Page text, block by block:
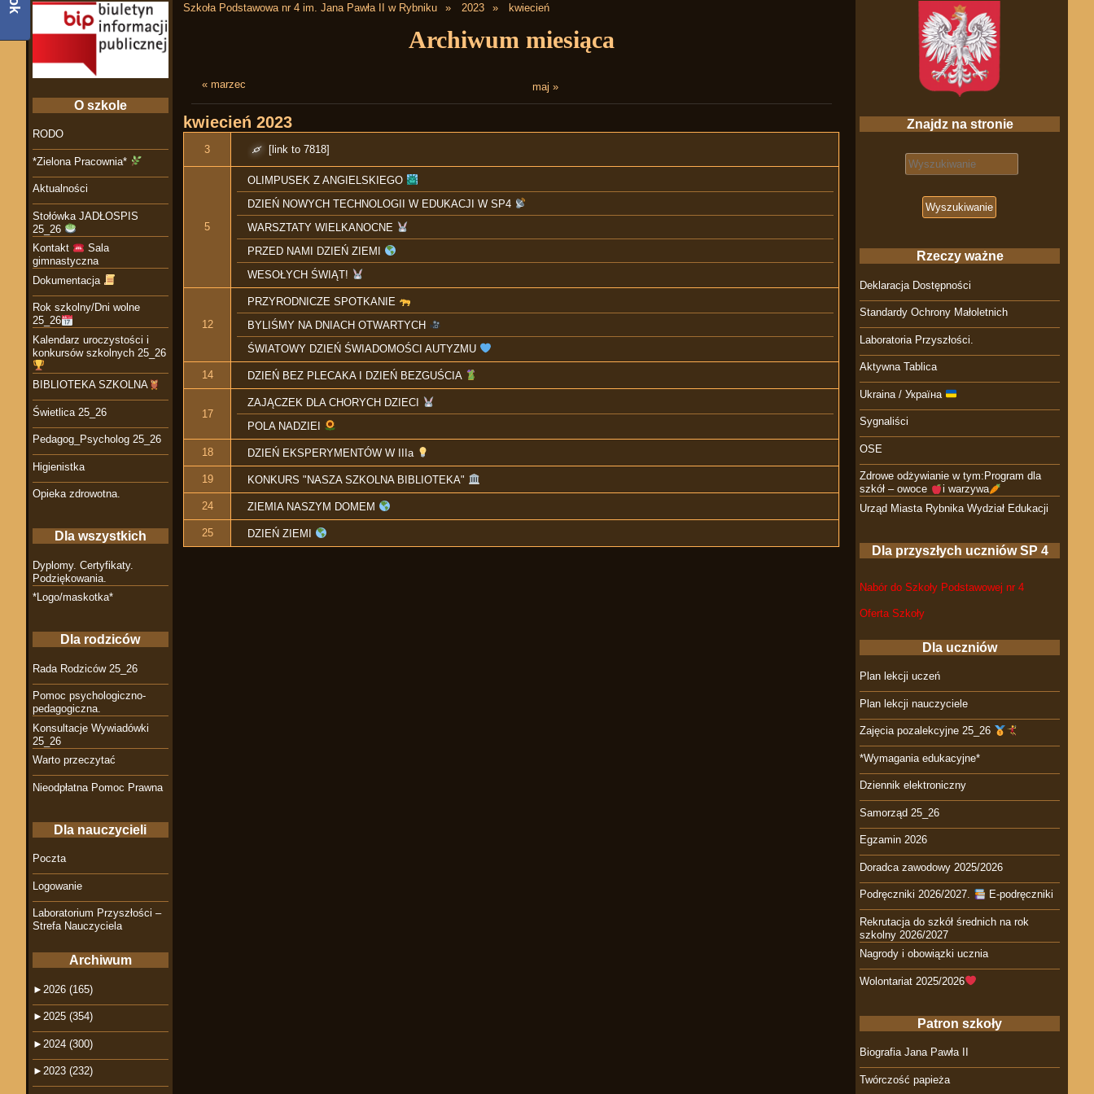
Szkoła Podstawowa nr 4 im. Jana Pawła II w Rybniku 2023 kwiecień
Archiwum miesiąca
« marzec maj »
kwiecień 2023
3 [link to 7818]
5
OLIMPUSEK Z ANGIELSKIEGO
DZIEŃ NOWYCH TECHNOLOGII W EDUKACJI W SP4
WARSZTATY WIELKANOCNE
PRZED NAMI DZIEŃ ZIEMI
WESOŁYCH ŚWIĄT!
12
PRZYRODNICZE SPOTKANIE
BYLIŚMY NA DNIACH OTWARTYCH
ŚWIATOWY DZIEŃ ŚWIADOMOŚCI AUTYZMU
14 DZIEŃ BEZ PLECAKA I DZIEŃ BEZGUŚCIA
17
ZAJĄCZEK DLA CHORYCH DZIECI
POLA NADZIEI
18 DZIEŃ EKSPERYMENTÓW W IIIa
19 KONKURS "NASZA SZKOLNA BIBLIOTEKA"
24 ZIEMIA NASZYM DOMEM
25 DZIEŃ ZIEMI
Znajdz na stronie
Search for:
Rzeczy ważne
Deklaracja Dostępności
Standardy Ochrony Małoletnich
Laboratoria Przyszłości.
Aktywna Tablica
Ukraina / Україна
Sygnaliści
OSE
Zdrowe odżywianie w tym:Program dla
szkół – owoce
i warzywa
Urząd Miasta Rybnika Wydział Edukacji
Dla przyszłych uczniów SP 4
Nabór do Szkoły Podstawowej nr 4
Oferta Szkoły
Dla uczniów
Plan lekcji uczeń
Plan lekcji nauczyciele
Zajęcia pozalekcyjne 25_26
*Wymagania edukacyjne*
Dziennik elektroniczny
Samorząd 25_26
Egzamin 2026
Doradca zawodowy 2025/2026
Podręczniki 2026/2027. E-podręczniki
Rekrutacja do szkół średnich na rok
szkolny 2026/2027
Nagrody i obowiązki ucznia
Wolontariat 2025/2026
Patron szkoły
Biografia Jana Pawła II
Twórczość papieża
O szkole
RODO
*Zielona Pracownia*
Aktualności
Stołówka JADŁOSPIS
25_26
Kontakt
Sala
gimnastyczna
Dokumentacja
Rok szkolny/Dni wolne
25_26
Kalendarz uroczystości i
konkursów szkolnych 25_26
BIBLIOTEKA SZKOLNA
Świetlica 25_26
Pedagog_Psycholog 25_26
Higienistka
Opieka zdrowotna.
Dla wszystkich
Dyplomy. Certyfikaty.
Podziękowania.
*Logo/maskotka*
Dla rodziców
Rada Rodziców 25_26
Pomoc psychologiczno-
pedagogiczna.
Konsultacje Wywiadówki
25_26
Warto przeczytać
Nieodpłatna Pomoc Prawna
Dla nauczycieli
Poczta
Logowanie
Laboratorium Przyszłości –
Strefa Nauczyciela
Archiwum
► 2026 (165)
► 2025 (354)
► 2024 (300)
► 2023 (232)